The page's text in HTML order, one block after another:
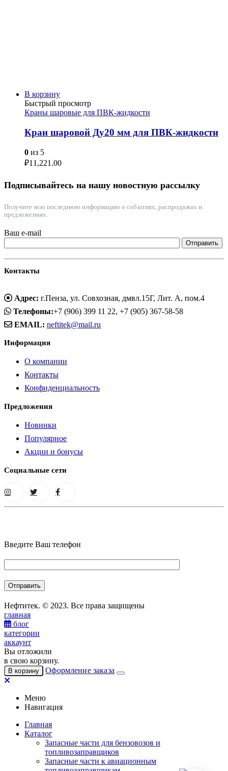
В корзину
Быстрый просмотр
Краны шаровые для ПВК-жидкости
Кран шаровой Ду20 мм для ПВК-жидкости
0 из 5
₽11,221.00
Подписывайтесь на нашу новостную рассылку
Получите всю последнюю информацию о событиях, распродажах и
предложениях.
Ваш e-mail
Контакты
Адрес: г.Пенза, ул. Совхозная, дмвл.15Г, Лит. А, пом.4
Телефоны:+7 (906) 399 11 22, +7 (905) 367-58-58
EMAIL: neftitek@mail.ru
Информация
О компании
Контакты
Конфиденциальность
Предложения
Новинки
Популярное
Акции и бонусы
Социальные сети
Введите Ваш телефон
Нефтитек. © 2023. Все права защищены
главная
блог
категории
аккаунт
Вы отложили
в свою корзину.
В корзину Оформление заказа
Меню
Навигация
Главная
Каталог
Запасные части для бензовозов и
топливозаправщиков
Запасные части к авиационным